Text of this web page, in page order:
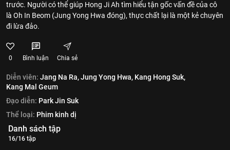
trước. Người có thể giúp Hong Ji Ah tìm hiểu tận gốc vấn đề của cô
là Oh In Beom (Jung Yong Hwa đóng), thực chất lại là một kẻ chuyên
đi lừa đảo.
0 Bình luận Chia sẻ
Diễn viên: Jang Na Ra,Jung Yong Hwa, Kang Hong Suk,
Kang Mal Geum
Đạo diễn: Park Jin Suk
Thể loại: Phim kinh dị
Danh sách tập
16/16 tập